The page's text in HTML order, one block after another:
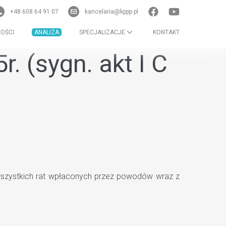
+48 608 64 91 07 kancelaria@kppp.pl
ANALIZA SPECJALIZACJE KONTAKT
(sygn. akt I C
rat wpłaconych przez powodów wraz z